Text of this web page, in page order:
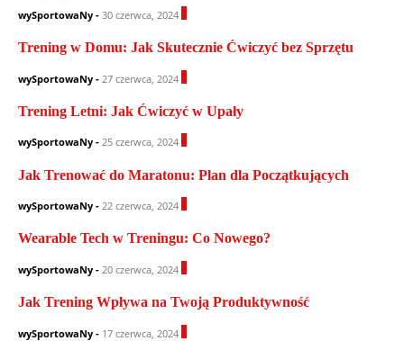
wySportowaNy - 30 czerwca, 2024
Trening w Domu: Jak Skutecznie Ćwiczyć bez Sprzętu
wySportowaNy - 27 czerwca, 2024
Trening Letni: Jak Ćwiczyć w Upały
wySportowaNy - 25 czerwca, 2024
Jak Trenować do Maratonu: Plan dla Początkujących
wySportowaNy - 22 czerwca, 2024
Wearable Tech w Treningu: Co Nowego?
wySportowaNy - 20 czerwca, 2024
Jak Trening Wpływa na Twoją Produktywność
wySportowaNy - 17 czerwca, 2024